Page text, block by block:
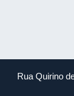
Rua Quirino